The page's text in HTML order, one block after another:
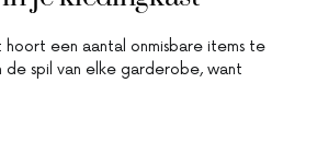
een aantal onmisbare items te
de spil van elke garderobe, want